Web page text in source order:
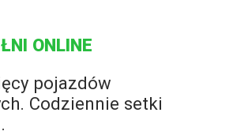
ONLINE
pojazdów
Codziennie setki